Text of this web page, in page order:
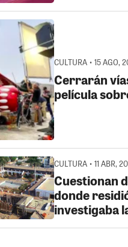
CULTURA • 15 AGO,
Cerrarán
película
CULTURA • 11 ABR,
Cuestionan
donde
investigaba